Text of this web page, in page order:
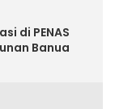
di PENAS
Banua